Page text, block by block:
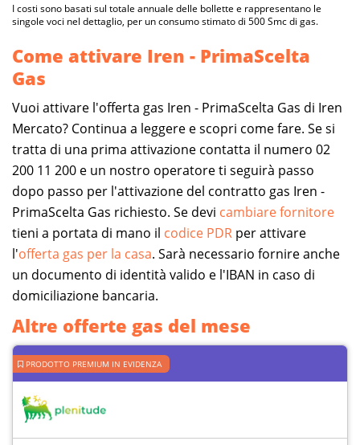
I costi sono basati sul totale annuale delle bollette e rappresentano le
singole voci nel dettaglio, per un consumo stimato di 500 Smc di gas.
Come attivare Iren - PrimaScelta
Gas
Vuoi attivare l'offerta gas Iren - PrimaScelta Gas di Iren
Mercato? Continua a leggere e scopri come fare. Se si
tratta di una prima attivazione contatta il numero 02
200 11 200 e un nostro operatore ti seguirà passo
dopo passo per l'attivazione del contratto gas Iren -
PrimaScelta Gas richiesto. Se devi cambiare fornitore
tieni a portata di mano il codice PDR per attivare
l'offerta gas per la casa. Sarà necessario fornire anche
un documento di identità valido e l'IBAN in caso di
domiciliazione bancaria.
Altre offerte gas del mese
PRODOTTO PREMIUM IN EVIDENZA